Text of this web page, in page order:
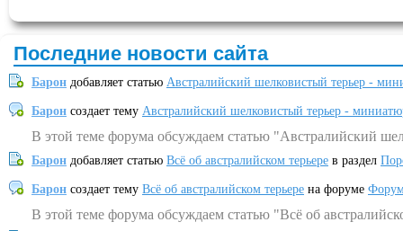
Последние новости сайта
Барон добавляет статью Австралийский шелковистый терьер -
Барон создает тему Австралийский шелковистый терьер -
В этой теме форума обсуждаем статью "Австралийский
Барон добавляет статью Всё об австралийском терьере в раздел
Барон создает тему Всё об австралийском терьере на форуме
В этой теме форума обсуждаем статью "Всё об